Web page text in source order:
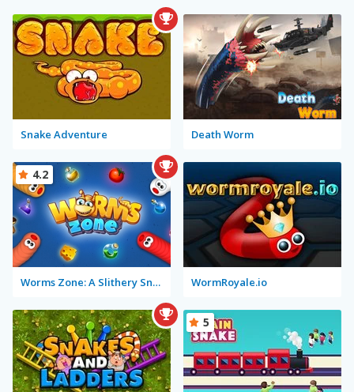
Snake Adventure Death Worm
Worms Zone: A Slithery Snake
4.2
WormRoyale.io
5